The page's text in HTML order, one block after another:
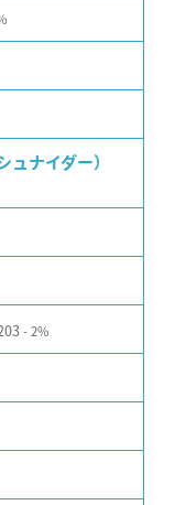
ュナイダー）
2%